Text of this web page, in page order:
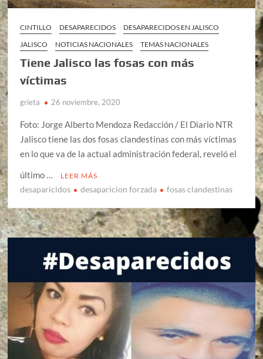
CINTILLO DESAPARECIDOS
DESAPARECIDOS EN JALISCO
JALISCO
NOTICIAS NACIONALES TEMAS NACIONALES
Tiene Jalisco las fosas con más
víctimas
grieta 26 noviembre, 2020
Foto: Jorge Alberto Mendoza Redacción / El Diario NTR
Jalisco tiene las dos fosas clandestinas con más víctimas
en lo que va de la actual administración federal, reveló el
último …
LEER MÁS
desaparicidos desaparicion forzada fosas clandestinas